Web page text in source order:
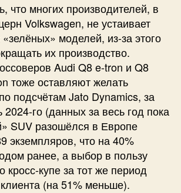
что многих производителей, в
Volkswagen, не устаивает
моделей, из-за этого
их производство.
Audi Q8 e-tron и Q8
тоже оставляют желать
подсчётам Jato Dynamics, за
2024-го (данных за весь год пока
SUV разошёлся в Европе
экземпляров, что на 40%
ранее, а выбор в пользу
кросс-купе за тот же период
(на 51% меньше).